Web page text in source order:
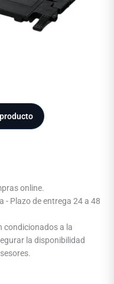
online.
- Plazo de entrega 24 a 48
condicionados a la
la disponibilidad